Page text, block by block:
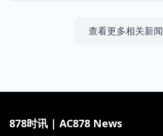
查看更多相关新闻
878时讯 | AC878 News